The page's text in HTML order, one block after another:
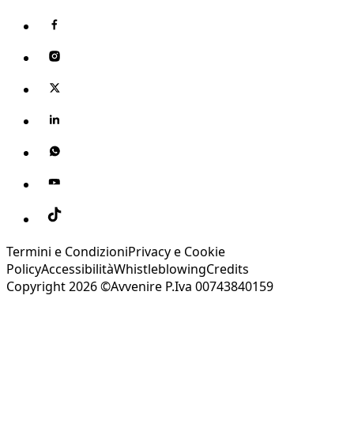
Termini e CondizioniPrivacy e Cookie
PolicyAccessibilitàWhistleblowingCredits
Copyright 2026 ©Avvenire P.Iva 00743840159